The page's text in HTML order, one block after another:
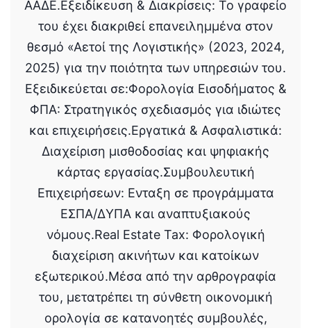
ΑΑΔΕ.Εξειδίκευση & Διακρίσεις: Το γραφείο
του έχει διακριθεί επανειλημμένα στον
θεσμό «Αετοί της Λογιστικής» (2023, 2024,
2025) για την ποιότητα των υπηρεσιών του.
Εξειδικεύεται σε:Φορολογία Εισοδήματος &
ΦΠΑ: Στρατηγικός σχεδιασμός για ιδιώτες
και επιχειρήσεις.Εργατικά & Ασφαλιστικά:
Διαχείριση μισθοδοσίας και ψηφιακής
κάρτας εργασίας.Συμβουλευτική
Επιχειρήσεων: Ενταξη σε προγράμματα
ΕΣΠΑ/ΔΥΠΑ και αναπτυξιακούς
νόμους.Real Estate Tax: Φορολογική
διαχείριση ακινήτων και κατοίκων
εξωτερικού.Μέσα από την αρθρογραφία
του, μετατρέπει τη σύνθετη οικονομική
ορολογία σε κατανοητές συμβουλές,